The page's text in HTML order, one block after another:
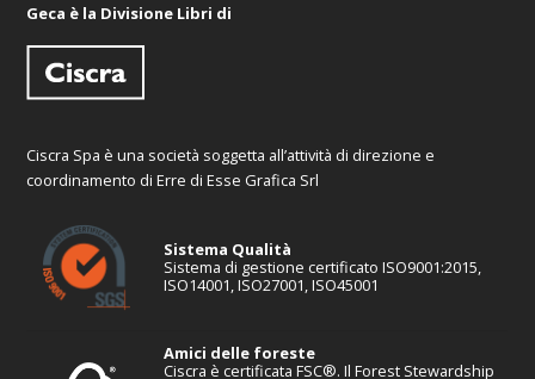
Geca è la Divisione Libri di
Ciscra Spa è una società soggetta all’attività di direzione e
coordinamento di Erre di Esse Grafica Srl
Sistema Qualità
Sistema di gestione certificato ISO9001:2015,
ISO14001, ISO27001, ISO45001
Amici delle foreste
Ciscra è certificata FSC®. Il Forest Stewardship